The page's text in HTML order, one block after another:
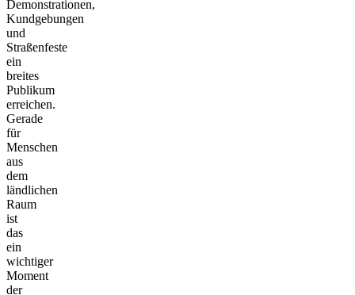
Demonstrationen,
Kundgebungen
und
Straßenfeste
ein
breites
Publikum
erreichen.
Gerade
für
Menschen
aus
dem
ländlichen
Raum
ist
das
ein
wichtiger
Moment
der